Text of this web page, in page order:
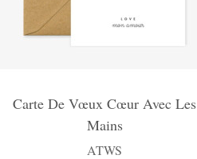
Carte De Vœux Cœur Avec Les
Mains
ATWS